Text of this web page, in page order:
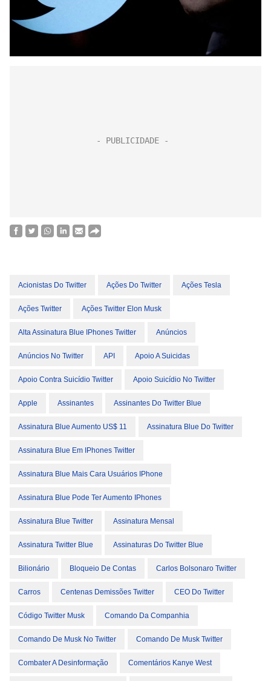
Acionistas Do Twitter Ações Do Twitter Ações Tesla
Ações Twitter Ações Twitter Elon Musk
Alta Assinatura Blue IPhones Twitter Anúncios
Anúncios No Twitter API Apoio A Suicidas
Apoio Contra Suicídio Twitter Apoio Suicídio No Twitter
Apple Assinantes Assinantes Do Twitter Blue
Assinatura Blue Aumento US$ 11 Assinatura Blue Do Twitter
Assinatura Blue Em IPhones Twitter
Assinatura Blue Mais Cara Usuários IPhone
Assinatura Blue Pode Ter Aumento IPhones
Assinatura Blue Twitter Assinatura Mensal
Assinatura Twitter Blue Assinaturas Do Twitter Blue
Bilionário Bloqueio De Contas Carlos Bolsonaro Twitter
Carros Centenas Demissões Twitter CEO Do Twitter
Código Twitter Musk Comando Da Companhia
Comando De Musk No Twitter Comando De Musk Twitter
Combater A Desinformação Comentários Kanye West